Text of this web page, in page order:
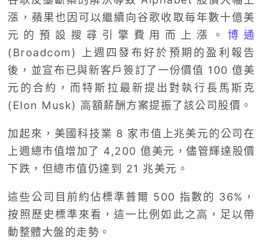
漲，蘋果也因可以繼續向谷歌收取每年數十億美
元的預設搜尋引擎費用而上漲。博通
(Broadcom) 上週四發布好於預期的盈利報告
後，並宣布已與新客戶簽訂了一份價值 100 億美
元的合約，而特斯拉最新提出對執行長馬斯克
(Elon Musk) 高額薪酬方案提振了該公司股價。
加起來，美國科技業 8 家市值上兆美元的公司在
上週總市值增加了 4,200 億美元，儘管輝達股價
下跌，但總市值仍達到 21 兆美元。
這些公司目前約佔標準普爾 500 指數的 36%，
按照歷史標準來看，這一比例如此之高，足以帶
動整體大盤的走勢。